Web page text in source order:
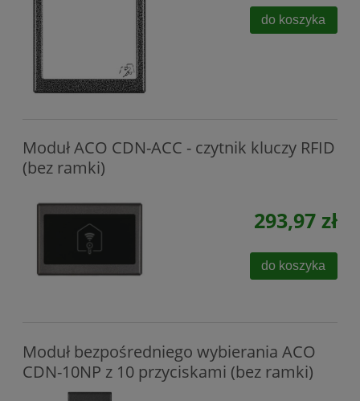
do koszyka
Moduł ACO CDN-ACC - czytnik kluczy RFID
(bez ramki)
293,97 zł
do koszyka
Moduł bezpośredniego wybierania ACO
CDN-10NP z 10 przyciskami (bez ramki)